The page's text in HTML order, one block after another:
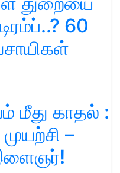
60
மீது காதல் :
–